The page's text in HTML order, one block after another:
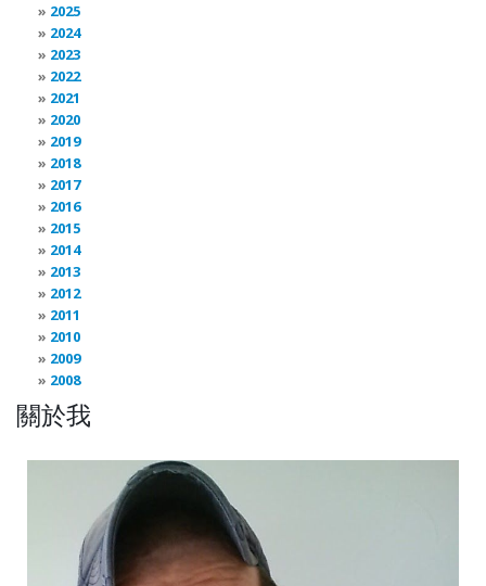
2025
2024
2023
2022
2021
2020
2019
2018
2017
2016
2015
2014
2013
2012
2011
2010
2009
2008
關於我